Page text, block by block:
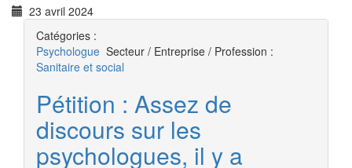
23 avril 2024
Catégories :
Psychologue Secteur / Entreprise / Profession :
Sanitaire et social
Pétition : Assez de
discours sur les
psychologues, il y a